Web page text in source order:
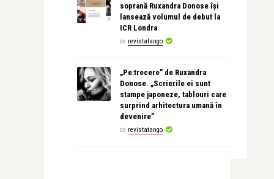
soprană Ruxandra Donose își
lansează volumul de debut la
ICR Londra
de revistatango
„Pe:trecere” de Ruxandra
Donose. „Scrierile ei sunt
stampe japoneze, tablouri care
surprind arhitectura umană în
devenire”
de revistatango